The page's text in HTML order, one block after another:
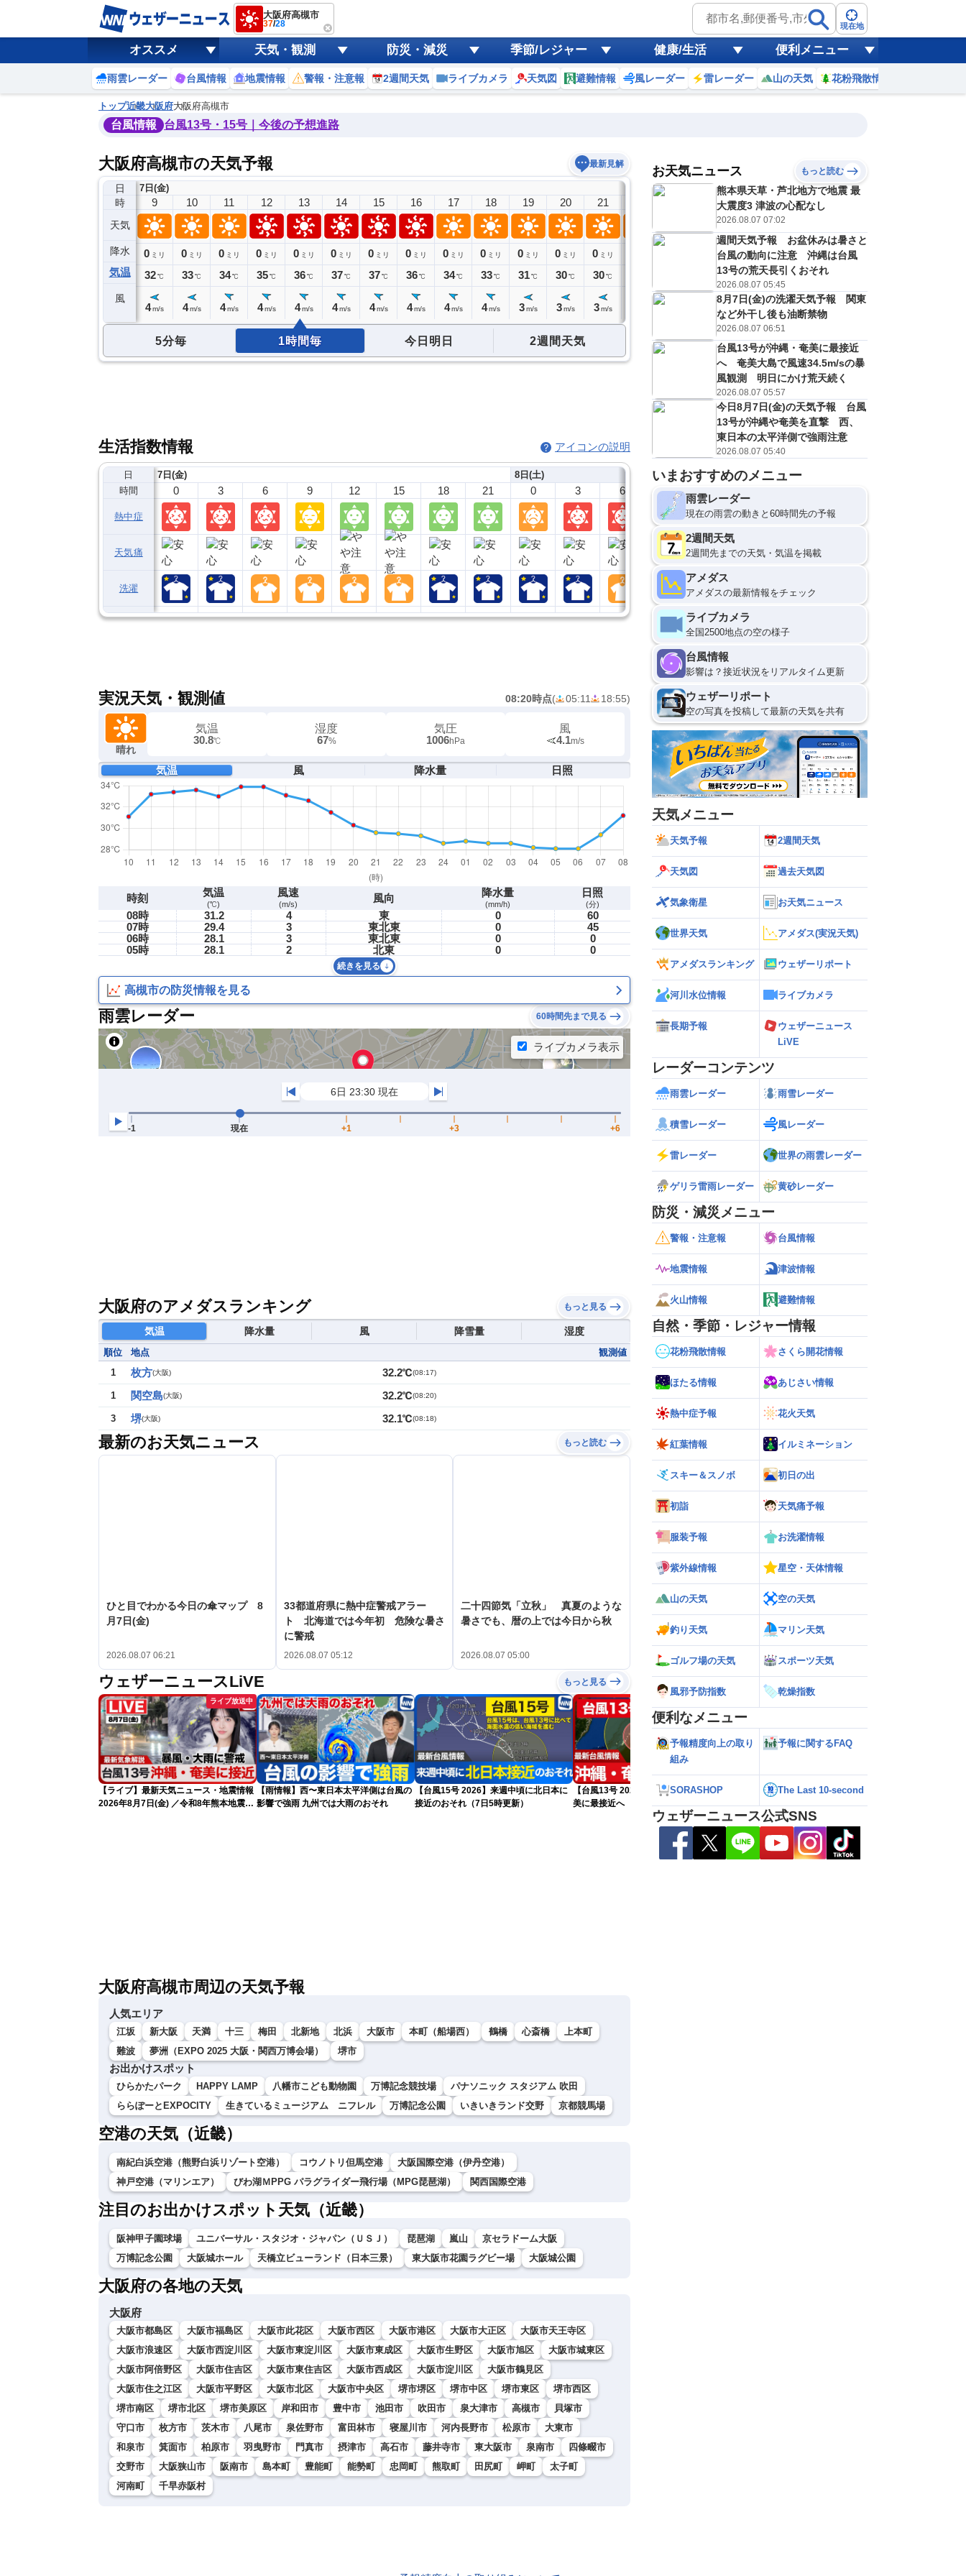
大阪府高槻市
37/28 現在地
オススメ 天気・観測 防災・減災 季節/レジャー 健康/生活 便利メニュー
雨雲レーダー 台風情報 地震情報 警報・注意報 2週間天気 ライブカメラ 天気図 避難情報 風レーダー 雷レーダー 山の天気 花粉飛散情報
トップ近畿大阪府大阪府高槻市
台風情報 台風13号・15号｜今後の予想進路
大阪府高槻市の天気予報 最新見解
日
時
天気
降水
気温
風
7日(金)
8
0ミリ
31℃
9
0 ミリ
32℃
4 m/s
10
0 ミリ
33℃
4 m/s
11
0 ミリ
34℃
4 m/s
12
0 ミリ
35℃
4 m/s
13
0 ミリ
36℃
4 m/s
14
0 ミリ
37℃
4 m/s
15
0 ミリ
37℃
4 m/s
16
0 ミリ
36℃
4 m/s
17
0 ミリ
34℃
4 m/s
18
0 ミリ
33℃
4 m/s
19
0 ミリ
31℃
3 m/s
20
0 ミリ
30℃
3 m/s
21
0 ミリ
30℃
3 m/s
8日(土)
0
ミリ
28℃
m/s
1
0ミリ
28℃
2m/s
2
0ミリ
28℃
2m/s
0 ミリ
27
2
0
2
5分毎 1時間毎 今日明日 2週間天気
生活指数情報 アイコンの説明
日
時間
熱中症
天気痛
洗濯
7日(金)
0 3 6 9 12 15 18 21
8日(土)
0 3 6 9 12
実況天気・観測値 08:20時点( 05:11 18:55)
晴れ
気温
30.8℃
湿度
67%
気圧
1006hPa
風
4.1m/s
気温 風 降水量 日照
時刻 気温
(℃)
風速
(m/s) 風向 降水量
(mm/h)
日照
(分)
08時 31.2 4 東 0
60
07時
29.4 3 東北東 0
45
06時
28.1 3 東北東 0
0
05時
28.1 2 北東 0 0
続きを見る
高槻市の防災情報を見る
雨雲レーダー 60時間先まで見る
大阪府のアメダスランキング もっと見る
気温 降水量 風 降雪量 湿度
順位 地点
観測値
1
枚方(大阪) 32.2℃(08:17)
1 関空島(大阪) 32.2℃(08:20)
3 堺(大阪) 32.1℃(08:18)
最新のお天気ニュース もっと読む
ひと目でわかる今日の傘マップ 8
月7日(金)
2026.08.07 06:21
33都道府県に熱中症警戒アラー
ト 北海道では今年初 危険な暑さ
に警戒
2026.08.07 05:12
二十四節気「立秋」 真夏のような
暑さでも、暦の上では今日から秋
2026.08.07 05:00
ウェザーニュースLiVE もっと見る
ライブ放送中
【ライブ】最新天気ニュース・地震情報
2026年8月7日(金) ／令和8年熊本地震情
【雨情報】西〜東日本太平洋側は台風の
影響で強雨 九州では大雨のおそれ
【台風15号 2026】来週中頃に北日本に
接近のおそれ（7日5時更新）
【台風13号 2026】台風13号が沖縄・奄
美に最接近へ 明日にかけ荒天続く（7
【ダブル台風】日本列島へ接近 お盆休み
新）
大阪府高槻市周辺の天気予報
人気エリア
江坂 新大阪 天満 十三 梅田 北新地 北浜 大阪市 本町（船場西） 鶴橋 心斎橋
上本町
難波
夢洲（EXPO 2025 大阪・関西万博会場） 堺市
お出かけスポット
ひらかたパーク HAPPY LAMP 八幡市こども動物園 万博記念競技場
パナソニック スタジアム 吹田
ららぽーとEXPOCITY
生きているミュージアム ニフレル 万博記念公園 いきいきランド交野 京都競馬場
空港の天気（近畿）
南紀白浜空港（熊野白浜リゾート空港） コウノトリ但馬空港
大阪国際空港（伊丹空港）
神戸空港（マリンエア）
びわ湖ＭPPG パラグライダー飛行場（MPG琵琶湖） 関西国際空港
注目のお出かけスポット天気（近畿）
阪神甲子園球場 ユニバーサル・スタジオ・ジャパン（ＵＳＪ） 琵琶湖 嵐山
京セラドーム大阪
万博記念公園
大阪城ホール 天橋立ビューランド（日本三景） 東大阪市花園ラグビー場 大阪城公園
大阪府の各地の天気
大阪府
大阪市都島区 大阪市福島区 大阪市此花区 大阪市西区 大阪市港区 大阪市大正区
大阪市天王寺区
大阪市浪速区
大阪市西淀川区 大阪市東淀川区 大阪市東成区 大阪市生野区 大阪市旭区
大阪市城東区
大阪市阿倍野区
大阪市住吉区 大阪市東住吉区 大阪市西成区 大阪市淀川区
大阪市鶴見区
大阪市住之江区
大阪市平野区 大阪市北区 大阪市中央区 堺市堺区 堺市中区 堺市東区
堺市西区
堺市南区
堺市北区 堺市美原区 岸和田市 豊中市 池田市 吹田市 泉大津市 高槻市
貝塚市
守口市
枚方市 茨木市 八尾市 泉佐野市 富田林市 寝屋川市 河内長野市 松原市
大東市
和泉市
箕面市 柏原市 羽曳野市 門真市 摂津市 高石市 藤井寺市 東大阪市 泉南市
四條畷市
交野市
大阪狭山市 阪南市 島本町 豊能町 能勢町 忠岡町 熊取町 田尻町 岬町
太子町
河南町
千早赤阪村
お天気ニュース もっと読む
熊本県天草・芦北地方で地震 最
大震度3 津波の心配なし
2026.08.07 07:02
週間天気予報 お盆休みは暑さと
台風の動向に注意 沖縄は台風
13号の荒天長引くおそれ
2026.08.07 05:45
8月7日(金)の洗濯天気予報 関東
など外干し後も油断禁物
2026.08.07 06:51
台風13号が沖縄・奄美に最接近
へ 奄美大島で風速34.5m/sの暴
風観測 明日にかけ荒天続く
2026.08.07 05:57
今日8月7日(金)の天気予報 台風
13号が沖縄や奄美を直撃 西、
東日本の太平洋側で強雨注意
2026.08.07 05:40
いまおすすめのメニュー
雨雲レーダー
現在の雨雲の動きと60時間先の予報
2週間天気
2週間先までの天気・気温を掲載
アメダス
アメダスの最新情報をチェック
ライブカメラ
全国2500地点の空の様子
台風情報
影響は？接近状況をリアルタイム更新
ウェザーリポート
空の写真を投稿して最新の天気を共有
天気メニュー
天気予報 2週間天気
天気図 過去天気図
気象衛星 お天気ニュース
世界天気 アメダス(実況天気)
アメダスランキング ウェザーリポート
河川水位情報 ライブカメラ
長期予報
ウェザーニュース
LiVE
レーダーコンテンツ
雨雲レーダー 雨雪レーダー
積雪レーダー 風レーダー
雷レーダー 世界の雨雲レーダー
ゲリラ雷雨レーダー 黄砂レーダー
防災・減災メニュー
警報・注意報 台風情報
地震情報 津波情報
火山情報 避難情報
自然・季節・レジャー情報
花粉飛散情報 さくら開花情報
ほたる情報 あじさい情報
熱中症予報 花火天気
紅葉情報 イルミネーション
スキー＆スノボ 初日の出
初詣 天気痛予報
服装予報 お洗濯情報
紫外線情報 星空・天体情報
山の天気 空の天気
釣り天気 マリン天気
ゴルフ場の天気 スポーツ天気
風邪予防指数 乾燥指数
便利なメニュー
予報精度向上の取り
組み
予報に関するFAQ
SORASHOP The Last 10-second
ウェザーニュース公式SNS